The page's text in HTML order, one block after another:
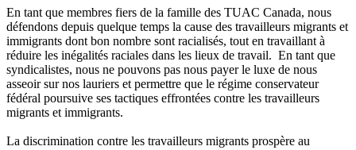
En tant que membres fiers de la famille des TUAC Canada, nous
défendons depuis quelque temps la cause des travailleurs migrants et
immigrants dont bon nombre sont racialisés, tout en travaillant à
réduire les inégalités raciales dans les lieux de travail. En tant que
syndicalistes, nous ne pouvons pas nous payer le luxe de nous
asseoir surnos lauriers et permettre que le régime conservateur
fédéral poursuive ses tactiques effrontées contre les travailleurs
migrants et immigrants.
La discrimination contre les travailleurs migrants prospère au